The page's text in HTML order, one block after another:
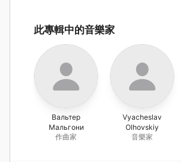
此專輯中的音樂家
Вальтер
Мальгони
作曲家
Vyacheslav
Olhovskiy
音樂家